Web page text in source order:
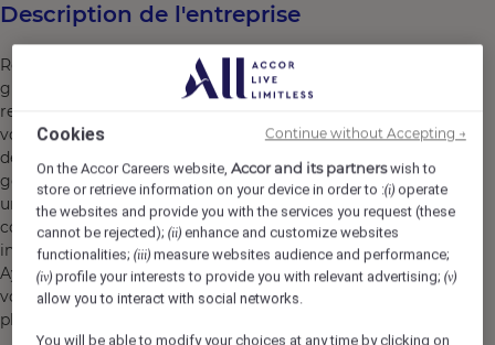
Description de l'entreprise
Rejoignez un hôtel membre du réseau Accor, dont le
groupe réunit plus de 45 marques, 5 500 hôtels, 10 000
restaurants et destinations lifestyle. Ici, nous croyons en
vous et en ce que vous apportez. Les opportunités de
développement et d'évolution sont nombreuses. Chaque
geste, chaque sourire, chaque action, contribuent à créer
un impact positif et mémorable pour nos clients, nos
collègues et aussi pour notre planète. Ensemble, nous
incarnons la vision de l’hospitalité responsable.
Ayez l’opportunité de devenir un Heartist®, et laissez
votre coeur vous guider dans ce monde où la vie bat
plus fort.
Cookies
On the Accor Careers website,Accor and its partnerswish to
store or retrieve information on your device in order to :(i) operate
the websites and provide you with the services you request (these
cannot be rejected);(ii) enhance and customize websites
functionalities;(iii) measure websites audience and performance;
(iv) profile your interests to provide you with relevant advertising;(v)
allow you to interact with social networks.
You will be able to modify your choices at any time by clicking on
Continue without Accepting →